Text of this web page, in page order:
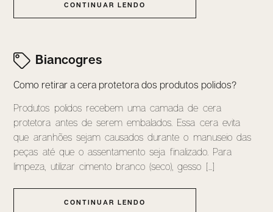
CONTINUAR LENDO
Biancogres
Como retirar a cera protetora dos produtos polidos?
Produtos polidos recebem uma camada de cera
protetora antes de serem embalados. Essa cera evita
que aranhões sejam causados durante o manuseio das
peças até que o assentamento seja finalizado. Para
limpeza, utilizar cimento branco (seco), gesso [...]
CONTINUAR LENDO